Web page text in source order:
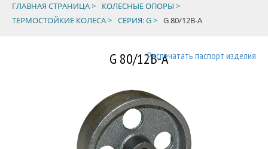
ГЛАВНАЯ СТРАНИЦА >
КОЛЕСНЫЕ ОПОРЫ >
ТЕРМОСТОЙКИЕ КОЛЕСА > СЕРИЯ: G > G 80/12B-A
G 80/12B-AРаспечатать паспорт изделия